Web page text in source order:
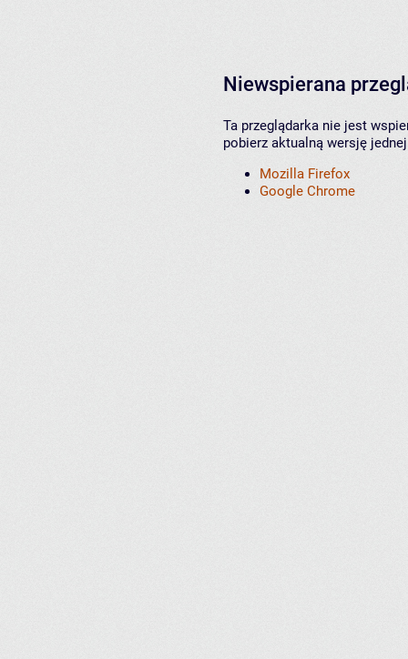
Niewspierana
Ta przeglądarka nie jest
pobierz aktualną wersję
Mozilla Firefox
Google Chrome